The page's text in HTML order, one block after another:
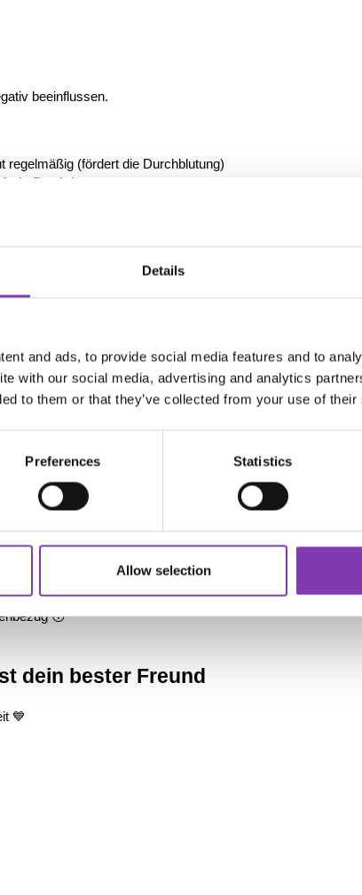
Details
and ads, to provide social media features and to
with our social media, advertising and analytics
to them or that they’ve collected from your use of
Preferences Statistics
Allow selection
beeinflussen.
regelmäßig (fördert die Durchblutung)
Produkte
= Länge behalten
😵‍💫
😴
dein bester Freund
💙